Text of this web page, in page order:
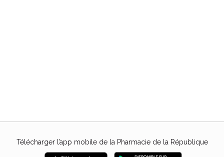
Télécharger l’app mobile de la Pharmacie de la République